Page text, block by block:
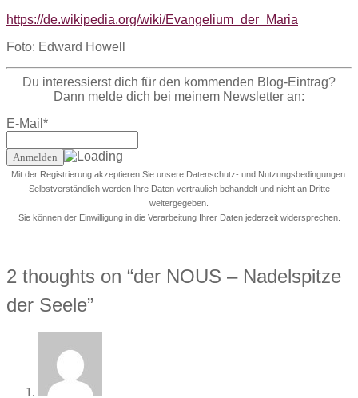
https://de.wikipedia.org/wiki/Evangelium_der_Maria
Foto: Edward Howell
Du interessierst dich für den kommenden Blog-Eintrag?
Dann melde dich bei meinem Newsletter an:
E-Mail*
Mit der Registrierung akzeptieren Sie unsere Datenschutz- und Nutzungsbedingungen.
Selbstverständlich werden Ihre Daten vertraulich behandelt und nicht an Dritte
weitergegeben.
Sie können der Einwilligung in die Verarbeitung Ihrer Daten jederzeit widersprechen.
2 thoughts on “der NOUS – Nadelspitze
der Seele”